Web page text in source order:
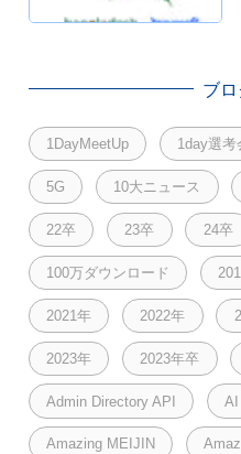
ブ
1DayMeetUp 1day選考
5G 10大ニュース
22卒 23卒 24卒
100万ダウンロード
2021年 2022年
2023年 2023年卒
Admin Directory API AI
Amazing MEIJIN